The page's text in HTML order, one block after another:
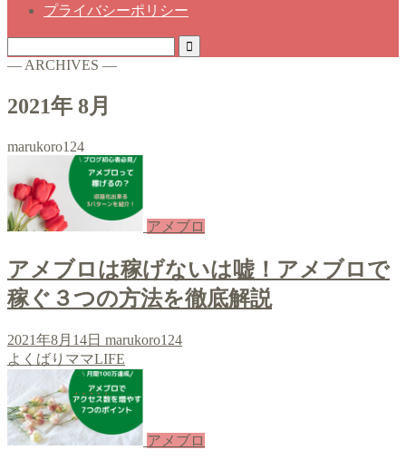
プライバシーポリシー
― ARCHIVES ―
2021年 8月
marukoro124
アメブロ
アメブロは稼げないは嘘！アメブロで
稼ぐ３つの方法を徹底解説
2021年8月14日 marukoro124
よくばりママLIFE
アメブロ